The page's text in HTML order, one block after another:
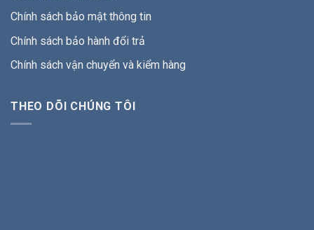
Chính sách bảo mật thông tin
Chính sách bảo hành đổi trả
Chính sách vận chuyển và kiểm hàng
THEO DÕI CHÚNG TÔI